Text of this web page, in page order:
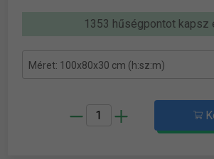
1353 hűségpontot kapsz